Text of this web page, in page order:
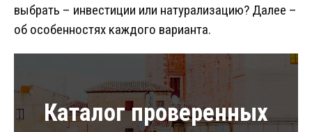
выбрать – инвестиции или натурализацию? Далее –
об особенностях каждого варианта.
Каталог проверенных